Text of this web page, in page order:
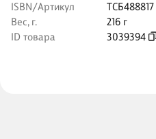
ISBN/Артикул
ТСБ488817
Вес, г.
216 г
ID товара
3039394